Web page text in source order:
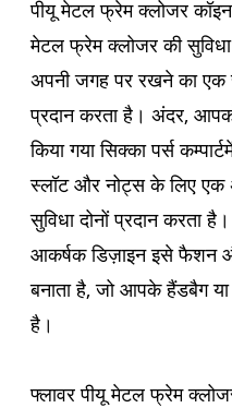
पीयू मेटल फ्रेम क्लोजर
मेटल फ्रेम क्लोजर की
अपनी जगह पर रखने का एक
प्रदान करता है। अंदर,
किया गया सिक्का पर्स
स्लॉट और नोट्स के लिए एक
सुविधा दोनों प्रदान करता
आकर्षक डिज़ाइन इसे फैशन
बनाता है, जो आपके हैंडबैग
है।
फ्लावर पीयू मेटल फ्रेम